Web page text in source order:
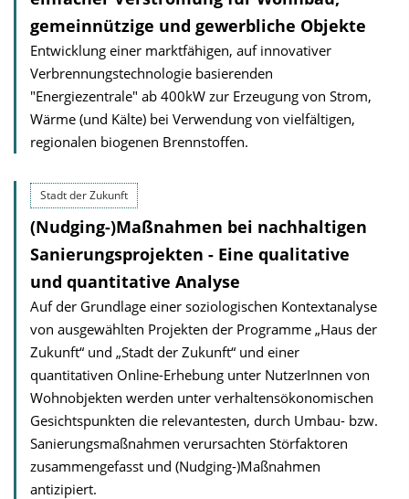
gemeinnützige und gewerbliche Objekte
Entwicklung einer marktfähigen, auf innovativer
Verbrennungstechno­logie basierenden
"Energiezentrale" ab 400kW zur Erzeugung von Strom,
Wärme (und Kälte) bei Verwendung von vielfältigen,
regionalen biogenen Brennstoffen.
Stadt der Zukunft
(Nudging-)Maßnahmen bei nachhaltigen
Sanierungsprojekten - Eine qualitative
und quantitative Analyse
Auf der Grundlage einer soziologischen Kontextanalyse
von ausgewählten Projekten der Programme „Haus der
Zukunft“ und „Stadt der Zukunft“ und einer
quantitativen Online-Erhebung unter NutzerInnen von
Wohnobjekten werden unter verhaltensökonomischen
Gesichtspunkten die relevantesten, durch Umbau- bzw.
Sanierungsmaßnahmen verursachten Störfaktoren
zusammengefasst und (Nudging-)Maßnahmen
antizipiert.